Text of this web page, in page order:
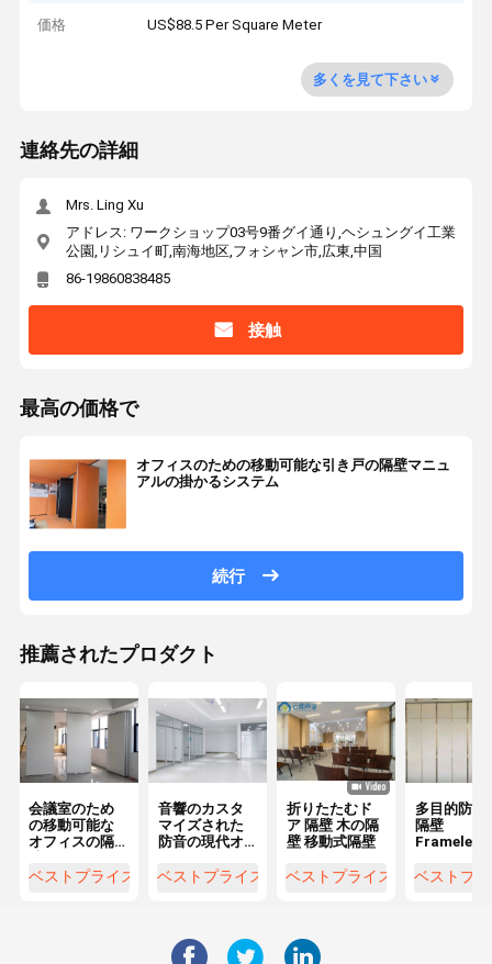
価格 US$88.5 Per Square Meter
多くを見て下さい
連絡先の詳細
Mrs. Ling Xu
アドレス: ワークショップ03号9番グイ通り,ヘシュングイ工業
公園,リシュイ町,南海地区,フォシャン市,広東,中国
86-19860838485
接触
最高の価格で
オフィスのための移動可能な引き戸の隔壁マニュ
アルの掛かるシステム
続行
推薦されたプロダクト
会議室のため
の移動可能な
オフィスの隔
ム フレームの
ベストプライス
音響のカスタ
マイズされた
防音の現代オ
の隔壁
ベストプライス
折りたたむド
ア 隔壁 木の隔
壁 移動式隔壁
ベストプライス
多目的防音
隔壁
Frameless
レームのオ
ベストプ